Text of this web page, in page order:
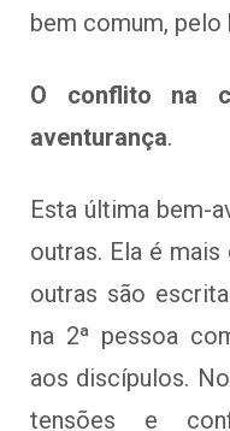
bem comum,
O conflito na
aventurança.
Esta última bem-
outras. Ela é mais
outras são
na 2ª pessoa
aos discípulos.
tensões e